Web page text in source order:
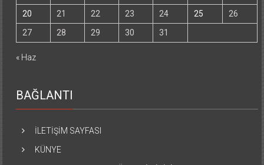
20
21 22 23 24 25
26
27
28 29 30 31
« Haz
BAĞLANTI
İLETİŞİM SAYFASI
KÜNYE